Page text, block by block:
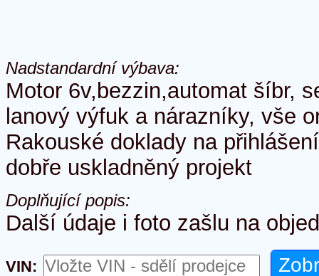
Nadstandardní výbava:
Motor 6v,bezzin,automat šíbr,
lanový výfuk a nárazníky, vše
Rakouské doklady na
dobře uskladněný projekt
Doplňující popis:
Další údaje i foto zašlu na
VIN: